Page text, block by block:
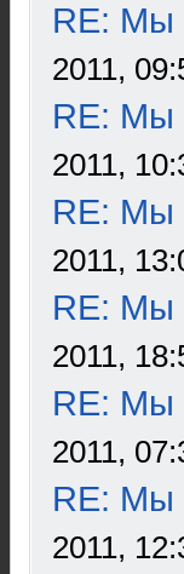
RE: Мы
2011,
RE: Мы
2011,
RE: Мы
2011,
RE: Мы
2011,
RE: Мы
2011,
RE: Мы
2011,